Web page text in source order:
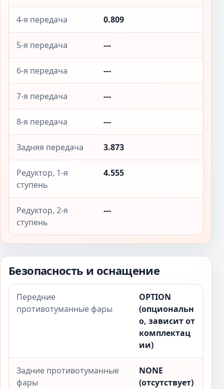
4-я передача 0.809
5-я передача ---
6-я передача ---
7-я передача ---
8-я передача ---
Задняя передача 3.873
Редуктор, 1-я
ступень
4.555
Редуктор, 2-я
ступень
---
Безопасность и оснащение
Передние
противотуманные фары
OPTION
(опциональн
о, зависит от
комплектац
ии)
Задние противотуманные
фары
NONE
(отсутствует)